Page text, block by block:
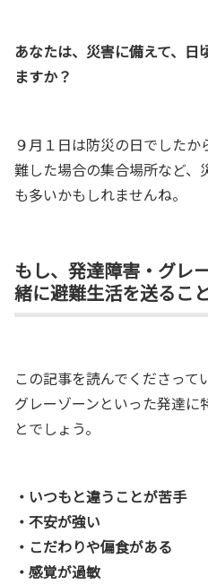
あなたは、災害に備えて、日
ますか？
９月１日は防災の日でした
難した場合の集合場所など
も多いかもしれませんね。
もし、発達障害・グレ
緒に避難生活を送るこ
この記事を読んでくださっ
グレーゾーンといった発達に
とでしょう。
・いつもと違うことが苦手
・不安が強い
・こだわりや偏食がある
・感覚が過敏